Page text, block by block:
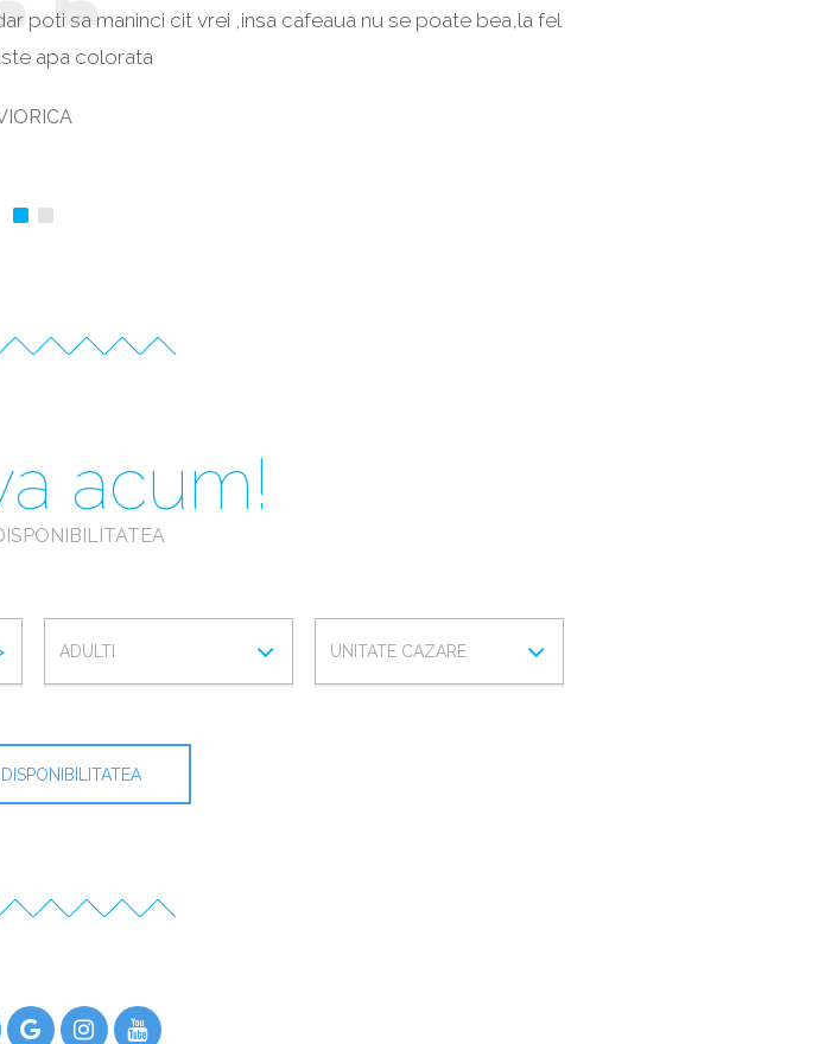
poti sa maninci cit vrei ,insa cafeaua nu se poate bea,la fel
apa colorata
acum!
ADULTI
CAZARE
UNITATE CAZARE